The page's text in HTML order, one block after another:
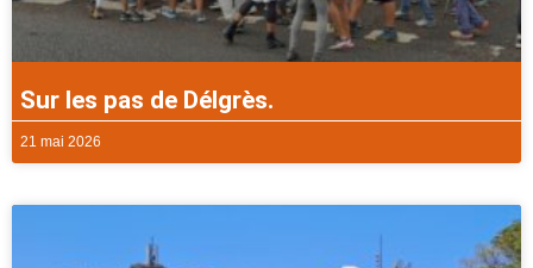
Sur les pas de Délgrès.
21 mai 2026